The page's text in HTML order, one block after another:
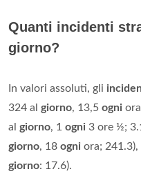
Quanti incidenti
giorno?
In valori assoluti, gli
324 al giorno, 13,5 ogni
al giorno, 1 ogni 3 ore ½;
giorno, 18 ogni ora;
giorno: 17.6).